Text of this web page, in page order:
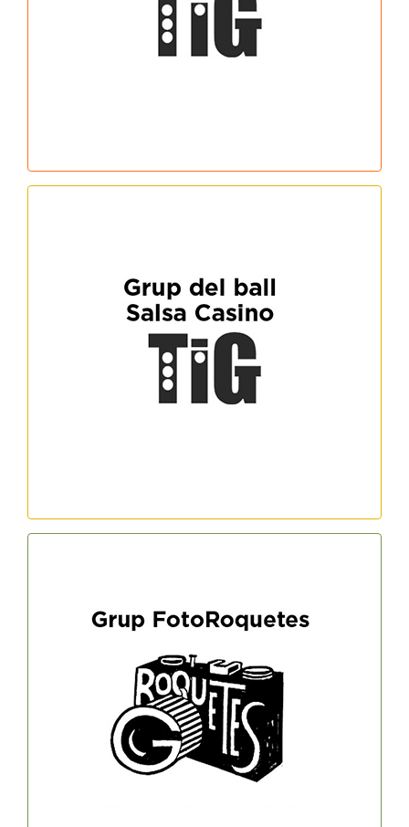
Horari: dilluns, de 20 a 21.30h
Grup de ball SALSA CASINO
Horari: dijous de 20 a 21.30h (Casal
GRUP FOTOROQUETES
Horari: 1r dilluns de cada mes. De 19 a
21h
MÉS INFO